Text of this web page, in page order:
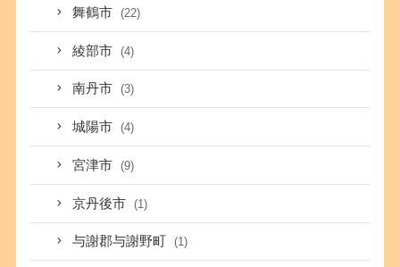
舞鶴市 (22)
綾部市 (4)
南丹市 (3)
城陽市 (4)
宮津市 (9)
京丹後市 (1)
与謝郡与謝野町 (1)